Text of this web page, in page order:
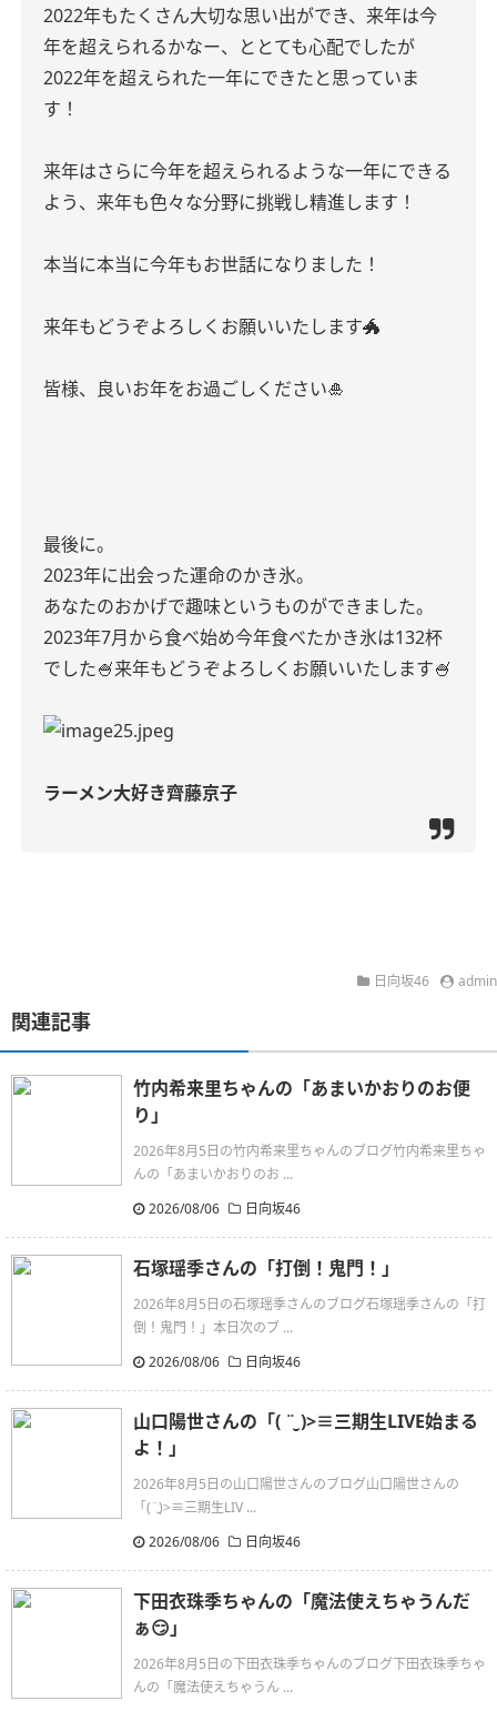
2022年もたくさん大切な思い出ができ、来年は今
年を超えられるかなー、ととても心配でしたが
2022年を超えられた一年にできたと思っていま
す！
来年はさらに今年を超えられるような一年にできる
よう、来年も色々な分野に挑戦し精進します！
本当に本当に今年もお世話になりました！
来年もどうぞよろしくお願いいたします🐲
皆様、良いお年をお過ごしください🎍
最後に。
2023年に出会った運命のかき氷。
あなたのおかげで趣味というものができました。
2023年7月から食べ始め今年食べたかき氷は132杯
でした🍧来年もどうぞよろしくお願いいたします🍧
ラーメン大好き齊藤京子
日向坂46 admin
関連記事
竹内希来里ちゃんの「あまいかおりのお便
り」
2026年8月5日の竹内希来里ちゃんのブログ竹内希来里ちゃ
んの「あまいかおりのお ...
2026/08/06
日向坂46
石塚瑶季さんの「打倒！鬼門！」
2026年8月5日の石塚瑶季さんのブログ石塚瑶季さんの「打
倒！鬼門！」本日次のブ ...
2026/08/06
日向坂46
山口陽世さんの「( ¨̮ )>≡三期生LIVE始まる
よ！」
2026年8月5日の山口陽世さんのブログ山口陽世さんの
「(¨̮)>≡三期生LIV ...
2026/08/06
日向坂46
下田衣珠季ちゃんの「魔法使えちゃうんだ
ぁ😏」
2026年8月5日の下田衣珠季ちゃんのブログ下田衣珠季ちゃ
んの「魔法使えちゃうん ...